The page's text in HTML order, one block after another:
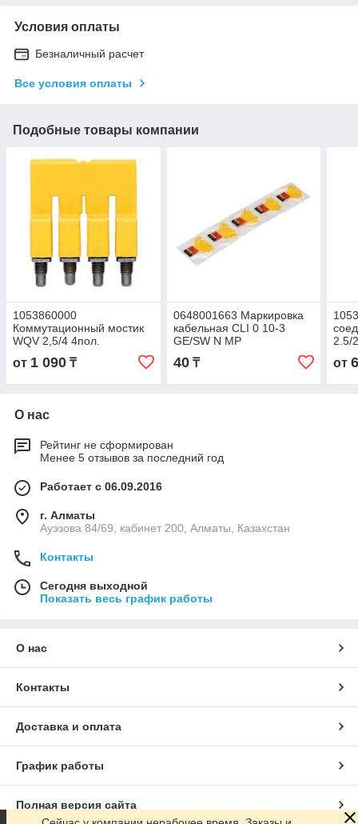
Условия оплаты
Безналичный расчет
Все условия оплаты
Подобные товары компании
1053860000
Коммутационный мостик
WQV 2,5/4 4пол.
от 1 090 ₸
0648001663 Маркировка
кабельная CLI 0 10-3
GE/SW N MP
40₸
2.5/
от
О нас
Рейтинг не сформирован
Менее 5 отзывов за последний год
Работает с 06.09.2016
г. Алматы
Ауэзова 84/69, кабинет 200, Алматы, Казахстан
Контакты
Сегодня выходной
Показать весь график работы
О нас
Контакты
Доставка и оплата
График работы
Полная версия сайта